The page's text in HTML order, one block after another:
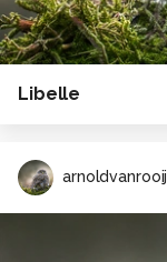
Libelle
arnoldvanrooij